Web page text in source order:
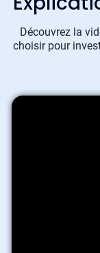
Découvrez la
choisir pour